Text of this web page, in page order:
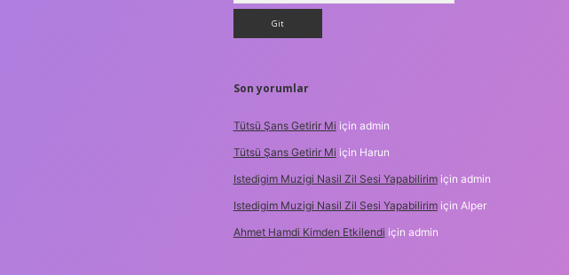
Son yorumlar
Tütsü Şans Getirir Mi için admin
Tütsü Şans Getirir Mi için Harun
Istedigim Muzigi Nasil Zil Sesi Yapabilirimiçin admin
Istedigim Muzigi Nasil Zil Sesi Yapabilirimiçin Alper
Ahmet Hamdi Kimden Etkilendi için admin